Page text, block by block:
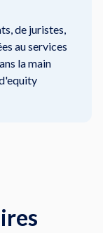
de juristes,
au services
la main